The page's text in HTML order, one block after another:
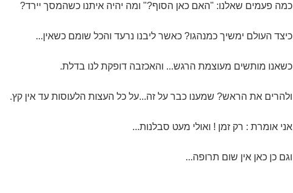
כמה פעמים שאלנו: "האם כאן הסוף?" ומה יהיה איתנו כשהמסך יירד?
כיצד העולם ימשיך כמנהגו? כאשר ליבנו נרעד והכל שומם כשאין...
כשאנו מותשים מעוצמת הרגש... והאכזבה דופקת לנו בדלת.
ולהרים את הראש? שמענו כבר על זה...על כל העצות הלעוסות עד אין קץ.
אני אומרת : רק זמן ! ואולי מעט סבלנות...
וגם כן כאן אין שום תרופה...